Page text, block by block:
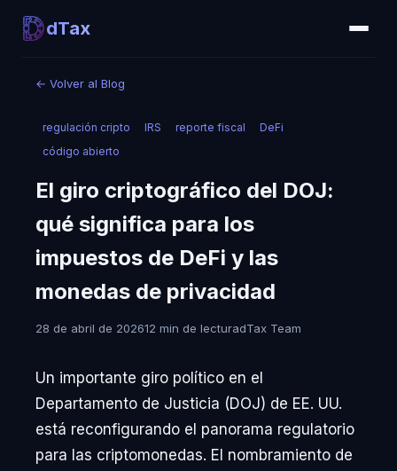
dTax
← Volver al Blog
regulación cripto IRS reporte fiscal
DeFi
código abierto
El giro criptográfico del DOJ:
qué significa para los
impuestos de DeFi y las
monedas de privacidad
28 de abril de 202612 min de lecturadTax Team
Un importante giro político en el
Departamento de Justicia (DOJ) de EE. UU.
está reconfigurando el panorama regulatorio
para las criptomonedas. El nombramiento de